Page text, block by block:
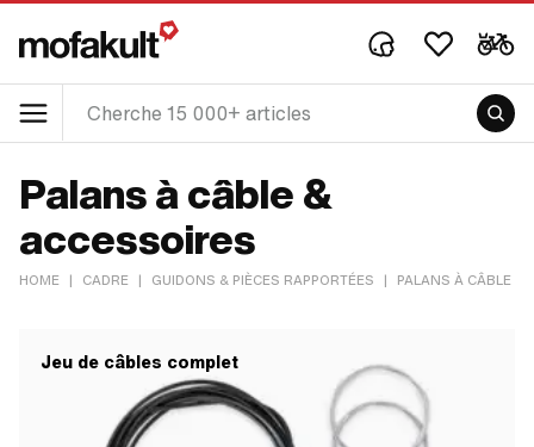
Palans à câble &
accessoires
HOME | CADRE | GUIDONS & PIÈCES RAPPORTÉES | PALANS À CÂBLE &
Jeu de câbles complet